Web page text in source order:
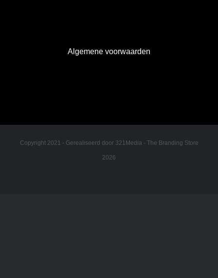
Algemene voorwaarden
Copyright 2021 - Gerealiseerd door 321Media - The Branding Store
2026